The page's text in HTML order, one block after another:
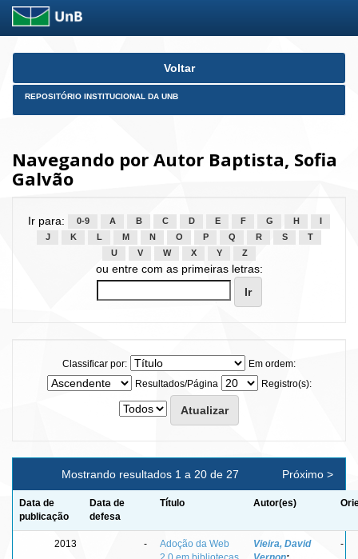
Skip
Voltar
REPOSITÓRIO INSTITUCIONAL DA UNB
Navegando por Autor Baptista, Sofia
Galvão
Ir para: 0-9 A B C D E F G H
J
K L M N O P Q R S
T
U
V W X Y Z
ou entre com as primeiras letras:
Classificar por:
Em ordem:
Resultados/Página
Registro(s):
Mostrando resultados 1 a 20 de 27 Próximo >
Data de
publicação
Data de
defesa
Título Autor(es)
2013 -
Adoção da Web
Vieira, David
-